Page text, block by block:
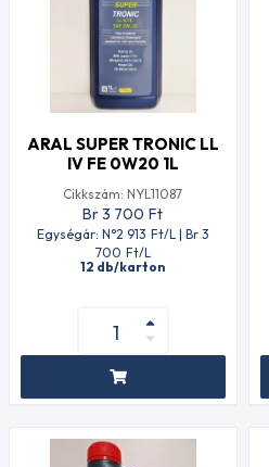
ARAL SUPER TRONIC LL
IV FE 0W20 1L
Cikkszám: NYL11087
Br 3 700 Ft
Egységár: N°2 913 Ft/L | Br 3
700 Ft/L
12 db/karton